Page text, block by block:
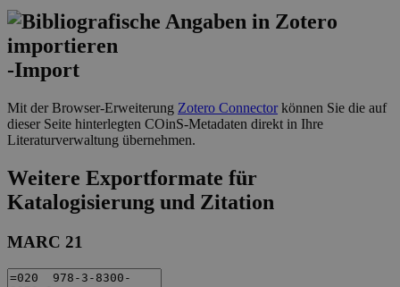
-Import
Mit der Browser-Erweiterung Zotero Connectorkönnen Sie die auf
dieser Seite hinterlegten COinS-Metadaten direkt in Ihre
Literaturverwaltung übernehmen.
Weitere Exportformate für
Katalogisierung und Zitation
MARC 21